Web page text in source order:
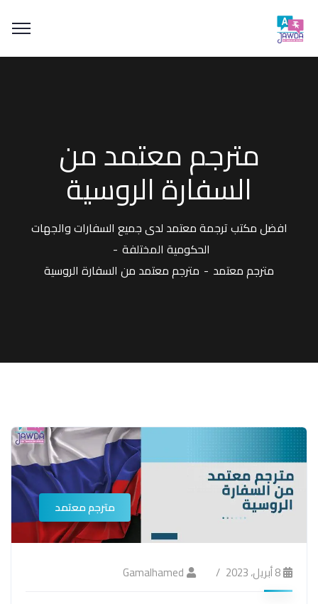
مترجم معتمد من
السفارة الروسية
افضل مكتب ترجمة معتمد لدى جميع السفارات والجهات
الحكومية المختلفة
مترجم معتمد
مترجم معتمد من السفارة الروسية
مترجم معتمد
8 أبريل، 2023 Gamalhamed